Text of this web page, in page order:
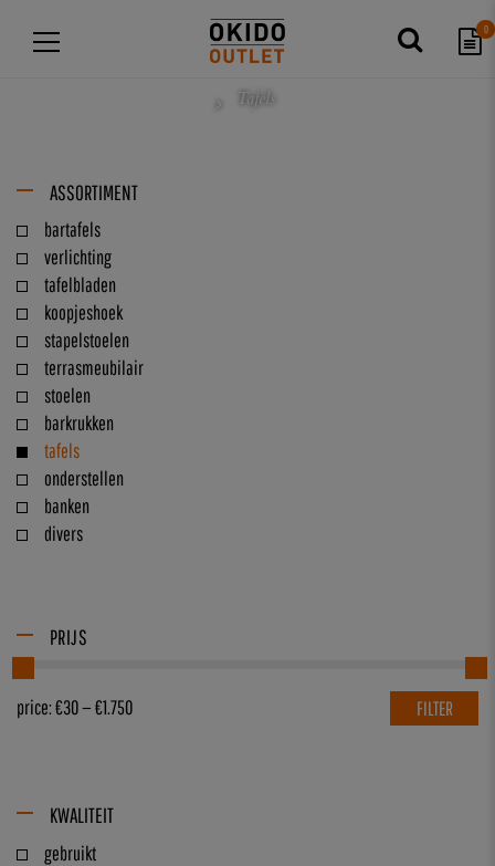
0
Tafels
ASSORTIMENT
bartafels
verlichting
tafelbladen
koopjeshoek
stapelstoelen
terrasmeubilair
stoelen
barkrukken
tafels
onderstellen
banken
divers
PRIJS
FILTER
price:€30—€1.750
KWALITEIT
gebruikt